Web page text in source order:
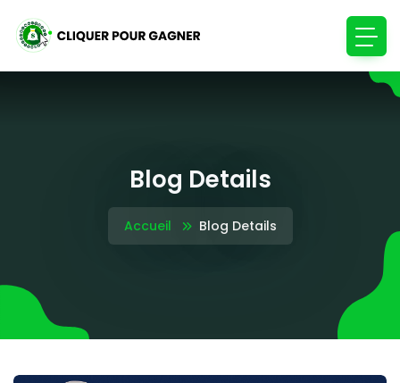
Blog Details
Accueil Blog Details